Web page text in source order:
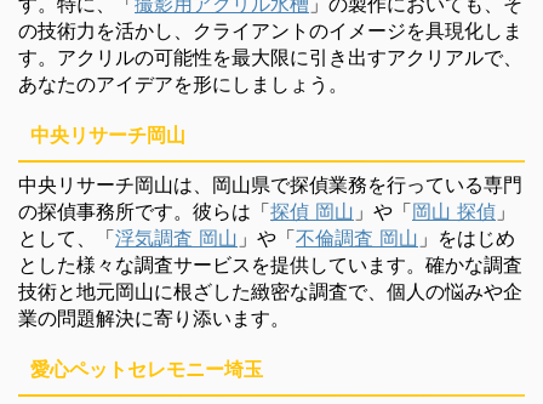
の技術力を活かし、クライアントのイメージを具現化しま
す。アクリルの可能性を最大限に引き出すアクリアルで、
あなたのアイデアを形にしましょう。
中央リサーチ岡山
中央リサーチ岡山は、岡山県で探偵業務を行っている専門
の探偵事務所です。彼らは「探偵 岡山 」や「岡山 探偵 」
として、「浮気調査 岡山 」や「不倫調査 岡山 」をはじめ
とした様々な調査サービスを提供しています。確かな調査
技術と地元岡山に根ざした緻密な調査で、個人の悩みや企
業の問題解決に寄り添います。
愛心ペットセレモニー埼玉